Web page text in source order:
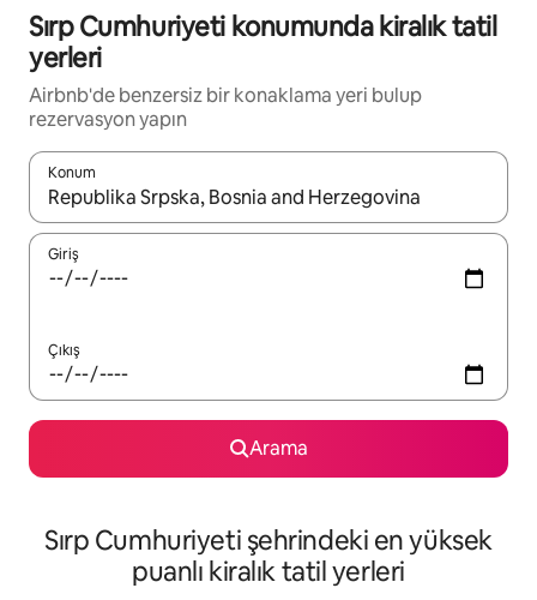
Sırp Cumhuriyeti konumunda kiralık tatil
yerleri
Airbnb'de benzersiz bir konaklama yeri bulup
rezervasyon yapın
Konum
Sonuçlar kullanılabilir olduğunda yukarı ve aşağı oklarıyla
Giriş
Çıkış
Arama
Sırp Cumhuriyeti şehrindeki en yüksek
puanlı kiralık tatil yerleri